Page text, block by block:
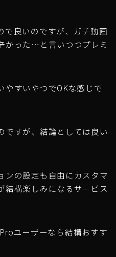
で良いのですが、ガチ動画
かった…と言いつつプレミ
やすいやつでOKな感じで
ですが、結論としては良い
ンの設定も自由にカスタマ
結構楽しみになるサービス
ユーザーなら結構おすす